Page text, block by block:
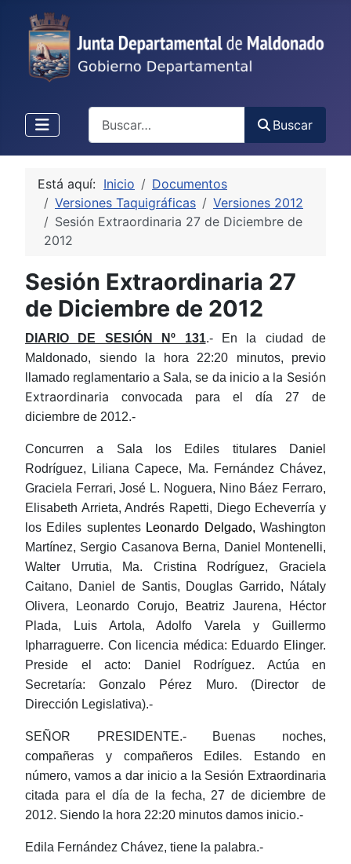
Buscar
Está aquí: Inicio
Documentos
Versiones Taquigráficas
Versiones 2012
Sesión Extraordinaria 27 de Diciembre de
2012
Sesión Extraordinaria 27
de Diciembre de 2012
DIARIO DE SESIÓN Nº 131.- En la ciudad de
Maldonado, siendo la hora 22:20 minutos, previo
llamado reglamentario a Sala, se da inicio a la Sesión
Extraordinaria convocada para el día 27 de
diciembre de 2012.-
Concurren a Sala los Ediles titulares Daniel
Rodríguez, Liliana Capece, Ma. Fernández Chávez,
Graciela Ferrari, José L. Noguera, Nino Báez Ferraro,
Elisabeth Arrieta, Andrés Rapetti, Diego Echeverría y
los Ediles suplentes Leonardo Delgado, Washington
Martínez, Sergio Casanova Berna, Daniel Montenelli,
Walter Urrutia, Ma. Cristina Rodríguez, Graciela
Caitano, Daniel de Santis, Douglas Garrido, Nátaly
Olivera, Leonardo Corujo, Beatriz Jaurena, Héctor
Plada, Luis Artola, Adolfo Varela y Guillermo
Ipharraguerre. Con licencia médica: Eduardo Elinger.
Preside el acto: Daniel Rodríguez. Actúa en
Secretaría: Gonzalo Pérez Muro. (Director de
Dirección Legislativa).-
SEÑOR PRESIDENTE.- Buenas noches,
compañeras y compañeros Ediles. Estando en
número, vamos a dar inicio a la Sesión Extraordinaria
citada para el día de la fecha, 27 de diciembre de
2012. Siendo la hora 22:20 minutos damos inicio.-
Edila Fernández Chávez, tiene la palabra.-